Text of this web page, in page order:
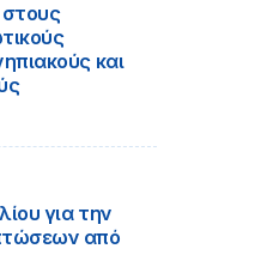
στους
και
για την
από